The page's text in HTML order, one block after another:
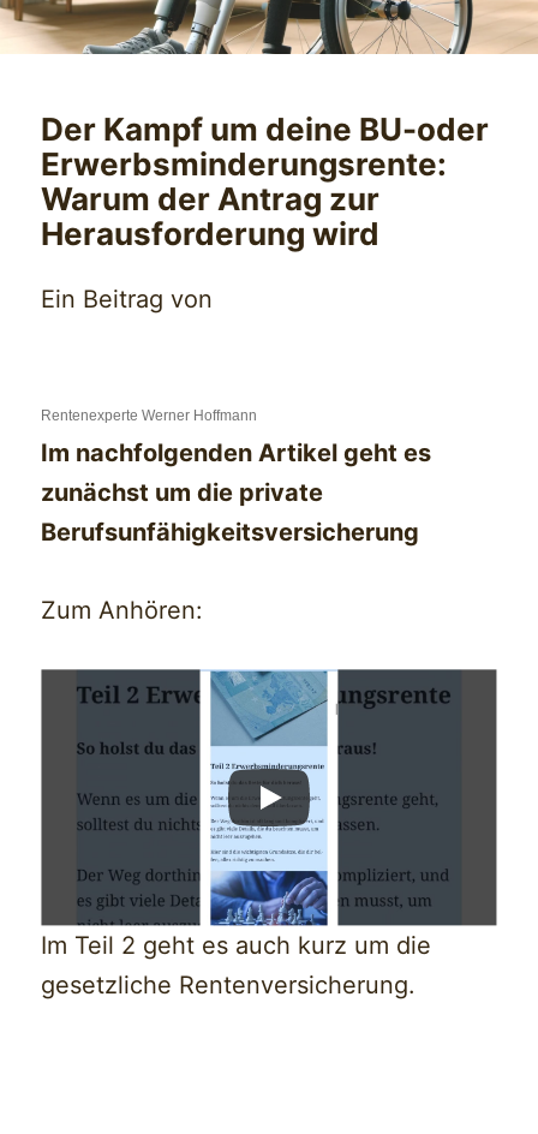
Der Kampf um deine BU-oder
Erwerbsminderungsrente:
Warum der Antrag zur
Herausforderung wird
Ein Beitrag von
Rentenexperte Werner Hoffmann
Im nachfolgenden Artikel geht es
zunächst um die private
Berufsunfähigkeitsversicherung
Zum Anhören:
Im Teil 2 geht es auch kurz um die
gesetzliche Rentenversicherung.